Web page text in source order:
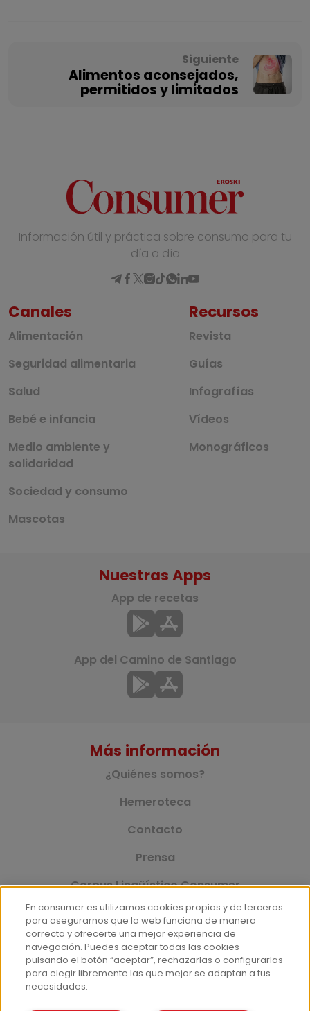
Siguiente
Alimentos aconsejados,
permitidos y limitados
Información útil y práctica sobre consumo para tu
día a día
Canales
Alimentación
Seguridad alimentaria
Salud
Bebé e infancia
Medio ambiente y
solidaridad
Sociedad y consumo
Mascotas
Recursos
Revista
Guías
Infografías
Vídeos
Monográficos
Más información
¿Quiénes somos?
Hemeroteca
Contacto
Prensa
Corpus Lingüístico Consumer
Nuestras Apps
App de recetas
App del Camino de Santiago
© Fundación EROSKI
Aviso legalPolíticas de privacidad
Políticas de cookies
En consumer.es utilizamos cookies propias y de terceros
para asegurarnos que la web funciona de manera
correcta y ofrecerte una mejor experiencia de
navegación. Puedes aceptar todas las cookies
pulsando el botón “aceptar”, rechazarlas o configurarlas
para elegir libremente las que mejor se adaptan a tus
necesidades.